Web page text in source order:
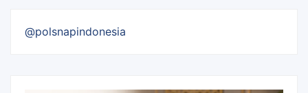
@polsnapindonesia